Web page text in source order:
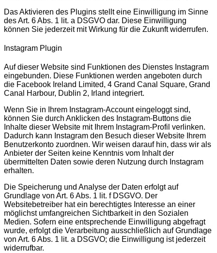
Das Aktivieren des Plugins stellt eine Einwilligung im Sinne
des Art. 6 Abs. 1 lit. a DSGVO dar. Diese Einwilligung
können Sie jederzeit mit Wirkung für die Zukunft widerrufen.
Instagram Plugin
Auf dieser Website sind Funktionen des Dienstes Instagram
eingebunden. Diese Funktionen werden angeboten durch
die Facebook Ireland Limited, 4 Grand Canal Square, Grand
Canal Harbour, Dublin 2, Irland integriert.
Wenn Sie in Ihrem Instagram-Account eingeloggt sind,
können Sie durch Anklicken des Instagram-Buttons die
Inhalte dieser Website mit Ihrem Instagram-Profil verlinken.
Dadurch kann Instagram den Besuch dieser Website Ihrem
Benutzerkonto zuordnen. Wir weisen darauf hin, dass wir als
Anbieter der Seiten keine Kenntnis vom Inhalt der
übermittelten Daten sowie deren Nutzung durch Instagram
erhalten.
Die Speicherung und Analyse der Daten erfolgt auf
Grundlage von Art. 6 Abs. 1 lit. f DSGVO. Der
Websitebetreiber hat ein berechtigtes Interesse an einer
möglichst umfangreichen Sichtbarkeit in den Sozialen
Medien. Sofern eine entsprechende Einwilligung abgefragt
wurde, erfolgt die Verarbeitung ausschließlich auf Grundlage
von Art. 6 Abs. 1 lit. a DSGVO; die Einwilligung ist jederzeit
widerrufbar.